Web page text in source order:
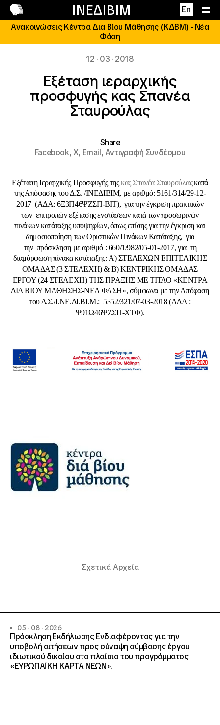
ΙΝΕΔΙΒΙΜ En
Επικοινωνία
Ανακοινώσεις Κέντρα Δια Βίου Μάθησης (ΚΔΒΜ) - Νέα
Φάση
12 · 03 · 2018
Εξέταση ιεραρχικής
προσφυγής κας Σπανέα
Σταυρούλας
Share
Facebook,X, Email,Αντιγραφή Συνδέσμου
Εξέταση Ιεραρχικής Προσφυγής τηςκας Σπανέα Σταυρούλαςκατά
της Απόφασης του Δ.Σ. /ΙΝΕΔΙΒΙΜ, με αριθμό: 5161/314/29-12-
2017 (ΑΔΑ: 6Ξ3Π46ΨΖΣΠ-ΒΙΤ), για την έγκριση πρακτικών
των επιτροπών εξέτασης ενστάσεων κατά των προσωρινών
πινάκων κατάταξης υποψηφίων, όπως επίσης για την έγκριση και
δημοσιοποίηση των Οριστικών Πινάκων Κατάταξης, για
την πρόσκληση με αριθμό : 660/1/982/05-01-2017, γιατη
διαμόρφωση πίνακα κατάταξης: Α) ΣΤΕΛΕΧΩΝ ΕΠΙΤΕΛΙΚΗΣ
ΟΜΑΔΑΣ (3 ΣΤΕΛΕΧΗ) & Β) ΚΕΝΤΡΙΚΗΣ ΟΜΑΔΑΣ
ΕΡΓΟΥ (24 ΣΤΕΛΕΧΗ) ΤΗΣ ΠΡΑΞΗΣ ΜΕ ΤΙΤΛΟ «ΚΕΝΤΡΑ
ΔΙΑ ΒΙΟΥ ΜΑΘΗΣΗΣ-ΝΕΑ ΦΑΣΗ», σύμφωνα με την Απόφαση
του Δ.Σ./Ι.ΝΕ.ΔΙ.ΒΙ.Μ.: 5352/321/07-03-2018 (ΑΔΑ :
Ψ91Ω46ΨΖΣΠ-ΧΤΦ).
Σχετικά Αρχεία
05 · 08 · 2026
Πρόσκληση Εκδήλωσης Ενδιαφέροντος για την
υποβολή αιτήσεων προς σύναψη σύμβασης έργου
ιδιωτικού δικαίου στο πλαίσιο του προγράμματος
«ΕΥΡΩΠΑΪΚΗ ΚΑΡΤΑ ΝΕΩΝ».